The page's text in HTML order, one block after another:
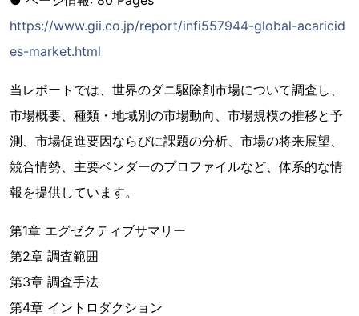
https://www.gii.co.jp/report/infi557944-global-acaricid
es-market.html
当レポートでは、世界のダニ駆除剤市場について調査し、
市場概要、種類・地域別の市場動向、市場規模の推移と予
測、市場促進要因ならびに課題の分析、市場の将来展望、
競合情勢、主要ベンダーのプロファイルなど、体系的な情
報を提供しています。
第1章 エグゼクティブサマリー
第2章 調査範囲
第3章 調査手法
第4章 イントロダクション